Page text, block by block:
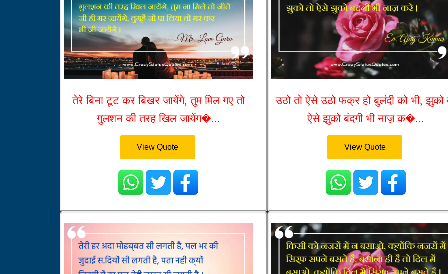
तेरे बिना टूट कर बिखर जायेंगे, तुम मिल गए तो
गुलशन की तरह खिल जायेंग�...
View Quote
उठो तो ऐसे उठो फक्र हो बुलंदी को भी, झुको
ऐसे झुको बंदगी भी नाज़ क�...
View Quote